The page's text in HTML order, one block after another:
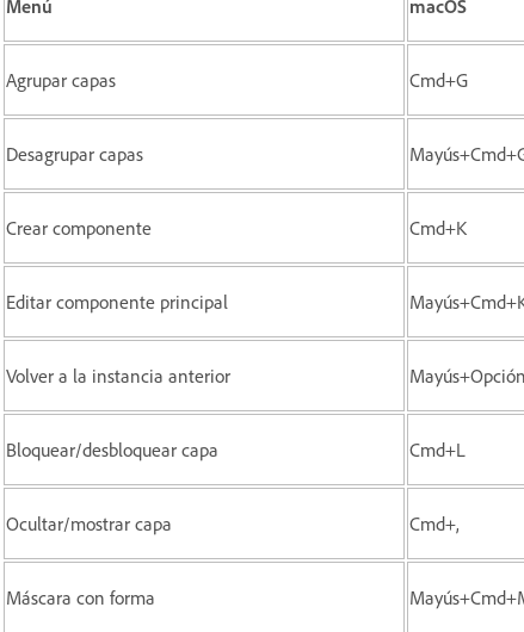
Menú macOS
Agrupar capas Cmd+G
Desagrupar capas
Crear componente Cmd+K
Editar componente principal
Volver a la instancia anterior
Bloquear/desbloquear capa Cmd+L
Ocultar/mostrar capa Cmd+,
Máscara con forma